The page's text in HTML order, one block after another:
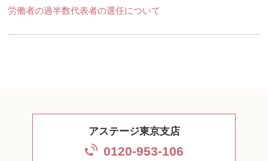
労働者の過半数代表者の選任について
アステージ東京支店
0120-953-106